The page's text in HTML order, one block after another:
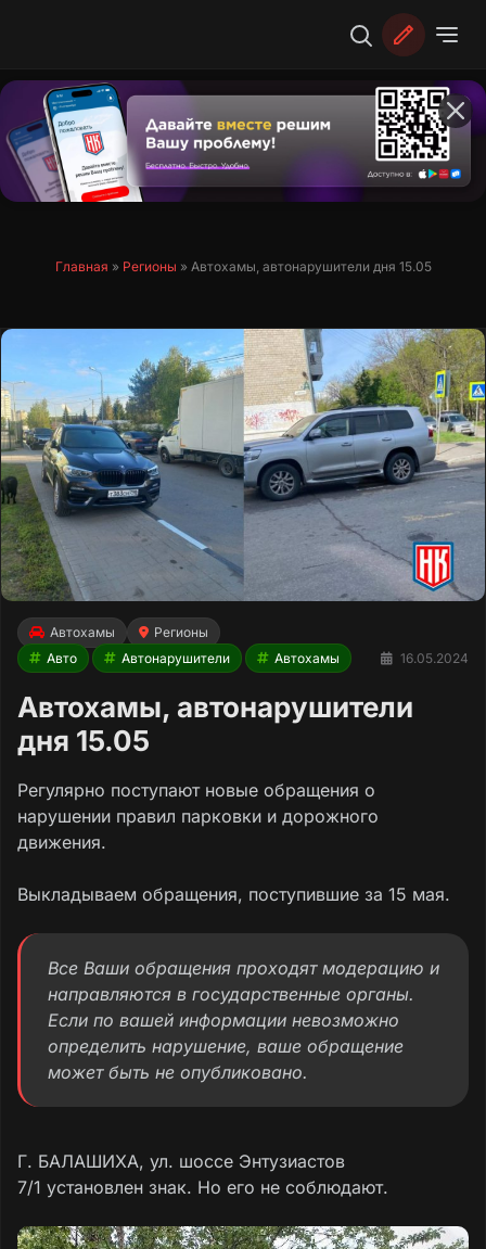
Главная » Регионы » Автохамы, автонарушители дня 15.05
Автохамы
Регионы
Авто
Автонарушители Автохамы 16.05.2024
Автохамы, автонарушители
дня 15.05
Регулярно поступают новые обращения о
нарушении правил парковки и дорожного
движения.
Выкладываем обращения, поступившие за 15 мая.
Все Ваши обращения проходят модерацию и
направляются в государственные органы.
Если по вашей информации невозможно
определить нарушение, ваше обращение
может быть не опубликовано.
Г. БАЛАШИХА, ул. шоссе Энтузиастов
7/1 установлен знак. Но его не соблюдают.